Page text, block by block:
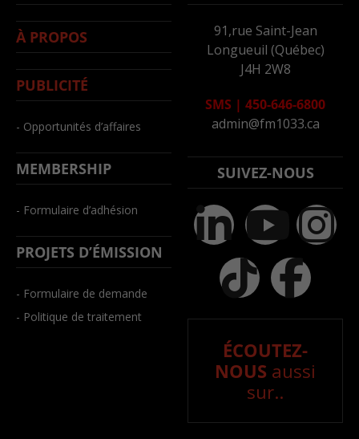
À PROPOS
PUBLICITÉ
- Opportunités d’affaires
MEMBERSHIP
- Formulaire d’adhésion
PROJETS D’ÉMISSION
- Formulaire de demande
- Politique de traitement
91,rue Saint-Jean
Longueuil (Québec)
J4H 2W8
SMS | 450-646-6800
admin@fm1033.ca
SUIVEZ-NOUS
ÉCOUTEZ-
NOUS aussi
sur..